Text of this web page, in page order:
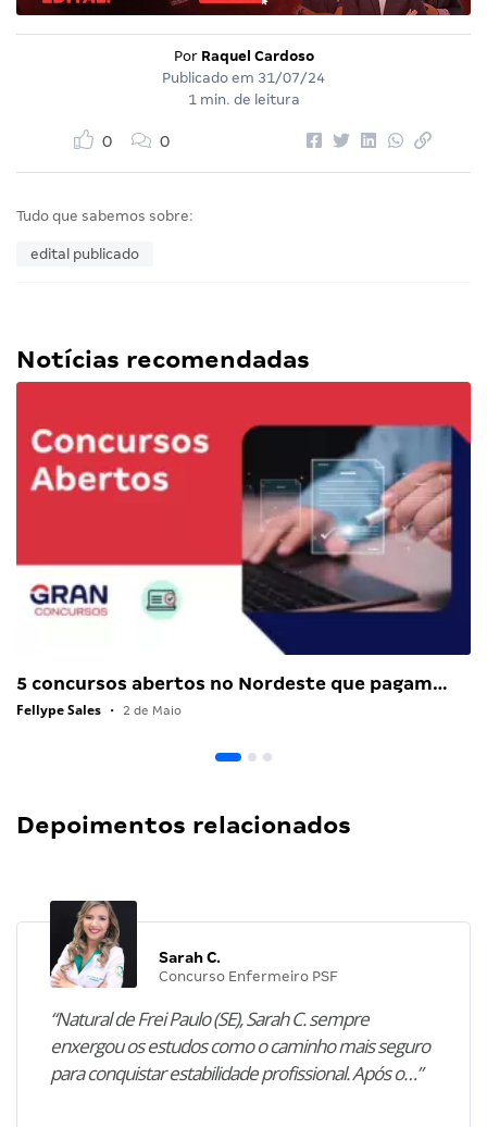
Por Raquel Cardoso
Publicado em 31/07/24
1 min. de leitura
0 0
Tudo que sabemos sobre:
edital publicado
Notícias recomendadas
5 concursos abertos no Nordeste que pagam…
Fellype Sales • 2 de Maio
Depoimentos relacionados
Sarah C.
Concurso Enfermeiro PSF
“Natural de Frei Paulo (SE), Sarah C. sempre
enxergou os estudos como o caminho mais seguro
para conquistar estabilidade profissional. Após o…”